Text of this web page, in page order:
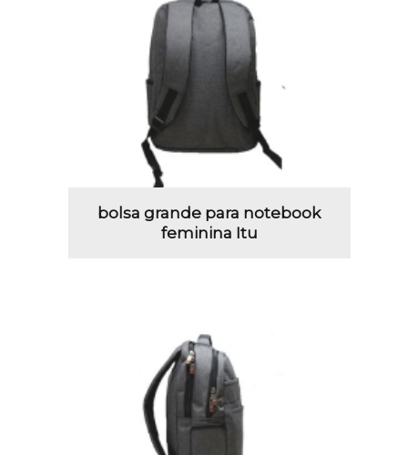
bolsa grande para notebook
feminina Itu